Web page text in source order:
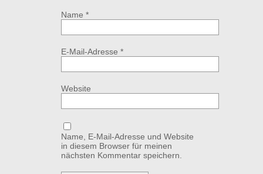
Name *
E-Mail-Adresse *
Website
Name, E-Mail-Adresse und Website
in diesem Browser für meinen
nächsten Kommentar speichern.